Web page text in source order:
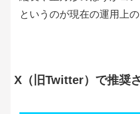
というのが現在の運用上の
X（旧Twitter）で推奨